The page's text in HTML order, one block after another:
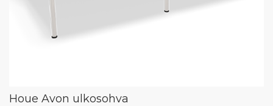
Houe Avon ulkosohva